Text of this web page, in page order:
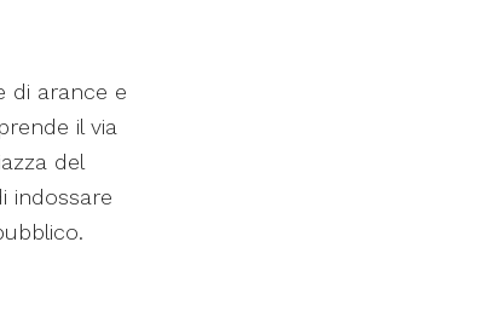
di arance e
il via
del
indossare